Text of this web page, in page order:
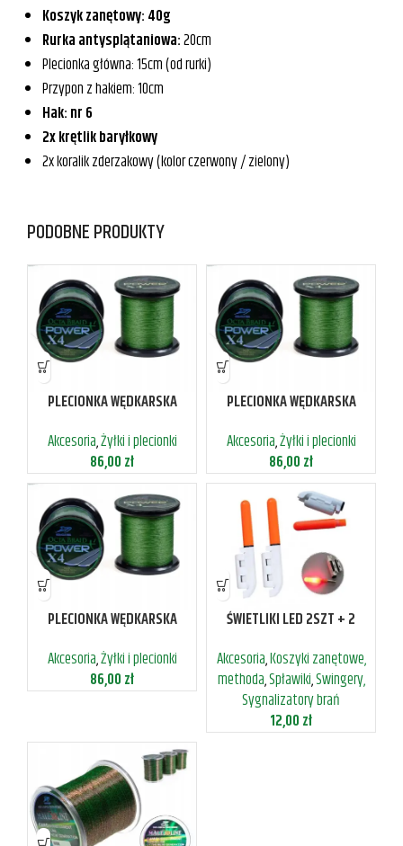
Koszyk zanętowy: 40g
Rurka antysplątaniowa:20cm
Plecionka główna: 15cm (od rurki)
Przypon z hakiem: 10cm
Hak: nr 6
2x krętlik baryłkowy
2x koralik zderzakowy (kolor czerwony / zielony)
PODOBNE PRODUKTY
PLECIONKA WĘDKARSKA
1000M
Akcesoria,Żyłki i plecionki
86,00zł
PLECIONKA WĘDKARSKA
1000M
Akcesoria,Żyłki i plecionki
86,00zł
PLECIONKA WĘDKARSKA
1000M
Akcesoria,Żyłki i plecionki
86,00zł
ŚWIETLIKI LED 2SZT + 2
Akcesoria,Koszyki zanętowe,
methoda,Spławiki,Swingery,
Sygnalizatory brań
12,00zł